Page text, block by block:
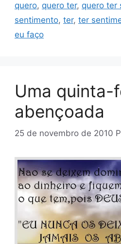
quero, quero ter, quero ter
sentimento, ter, ter
eu faço
Uma quinta-
abençoada
25 de novembro de 2010